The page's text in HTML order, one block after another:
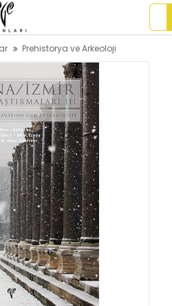
Prehistorya ve Arkeoloji